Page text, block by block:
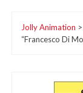
Jolly Animation >
“Francesco Di